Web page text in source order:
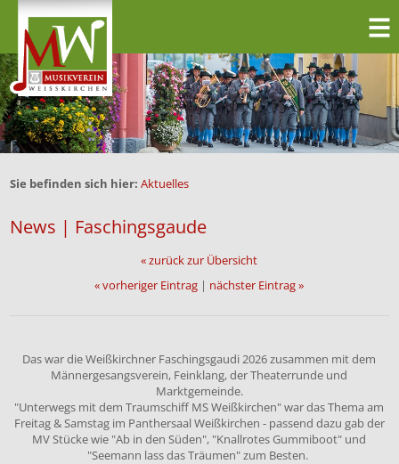
Sie befinden sich hier: Aktuelles
News | Faschingsgaude
« zurück zur Übersicht
« vorheriger Eintrag | nächster Eintrag »
Das war die Weißkirchner Faschingsgaudi 2026 zusammen mit dem
Männergesangsverein, Feinklang, der Theaterrunde und
Marktgemeinde.
"Unterwegs mit dem Traumschiff MS Weißkirchen" war das Thema am
Freitag & Samstag im Panthersaal Weißkirchen - passend dazu gab der
MV Stücke wie "Ab in den Süden", "Knallrotes Gummiboot" und
"Seemann lass das Träumen" zum Besten.